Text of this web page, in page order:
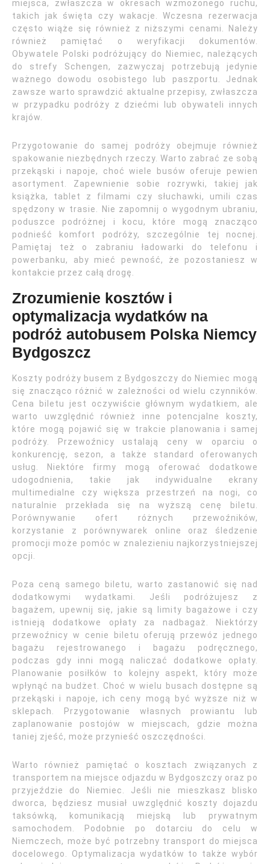
miejsca, zwłaszcza w okresach wzmożonego ruchu,
takich jak święta czy wakacje. Wczesna rezerwacja
często wiąże się również z niższymi cenami. Należy
również pamiętać o weryfikacji dokumentów.
Obywatele Polski podróżujący do Niemiec, należących
do strefy Schengen, zazwyczaj potrzebują jedynie
ważnego dowodu osobistego lub paszportu. Jednak
zawsze warto sprawdzić aktualne przepisy, zwłaszcza
w przypadku podróży z dziećmi lub obywateli innych
krajów.
Przygotowanie do samej podróży obejmuje również
spakowanie niezbędnych rzeczy. Warto zabrać ze sobą
przekąski i napoje, choć wiele busów oferuje pewien
asortyment. Zapewnienie sobie rozrywki, takiej jak
książka, tablet z filmami czy słuchawki, umili czas
spędzony w trasie. Nie zapomnij o wygodnym ubraniu,
poduszce podróżnej i kocu, które mogą znacząco
podnieść komfort podróży, szczególnie tej nocnej.
Pamiętaj też o zabraniu ładowarki do telefonu i
powerbanku, aby mieć pewność, że pozostaniesz w
kontakcie przez całą drogę.
Zrozumienie kosztów i
optymalizacja wydatków na
podróż autobusem Polska Niemcy
Bydgoszcz
Koszty podróży busem z Bydgoszczy do Niemiec mogą
się znacząco różnić w zależności od wielu czynników.
Cena biletu jest oczywiście głównym wydatkiem, ale
warto uwzględnić również inne potencjalne koszty,
które mogą pojawić się w trakcie planowania i samej
podróży. Przewoźnicy ustalają ceny w oparciu o
konkurencję, sezon, a także standard oferowanych
usług. Niektóre firmy mogą oferować dodatkowe
udogodnienia, takie jak indywidualne ekrany
multimedialne czy większa przestrzeń na nogi, co
naturalnie przekłada się na wyższą cenę biletu.
Porównywanie ofert różnych przewoźników,
korzystanie z porównywarek online oraz śledzenie
promocji może pomóc w znalezieniu najkorzystniejszej
opcji.
Poza ceną samego biletu, warto zastanowić się nad
dodatkowymi wydatkami. Jeśli podróżujesz z
bagażem, upewnij się, jakie są limity bagażowe i czy
istnieją dodatkowe opłaty za nadbagaż. Niektórzy
przewoźnicy w cenie biletu oferują przewóz jednego
bagażu rejestrowanego i bagażu podręcznego,
podczas gdy inni mogą naliczać dodatkowe opłaty.
Planowanie posiłków to kolejny aspekt, który może
wpłynąć na budżet. Choć w wielu busach dostępne są
przekąski i napoje, ich ceny mogą być wyższe niż w
sklepach. Przygotowanie własnych prowiantu lub
zaplanowanie postojów w miejscach, gdzie można
taniej zjeść, może przynieść oszczędności.
Warto również pamiętać o kosztach związanych z
transportem na miejsce odjazdu w Bydgoszczy oraz po
przyjeździe do Niemiec. Jeśli nie mieszkasz blisko
dworca, będziesz musiał uwzględnić koszty dojazdu
taksówką, komunikacją miejską lub prywatnym
samochodem. Podobnie po dotarciu do celu w
Niemczech, może być potrzebny transport do miejsca
docelowego. Optymalizacja wydatków to także wybór